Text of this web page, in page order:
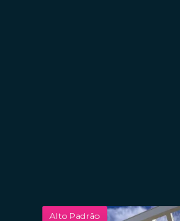
Alto Padrão